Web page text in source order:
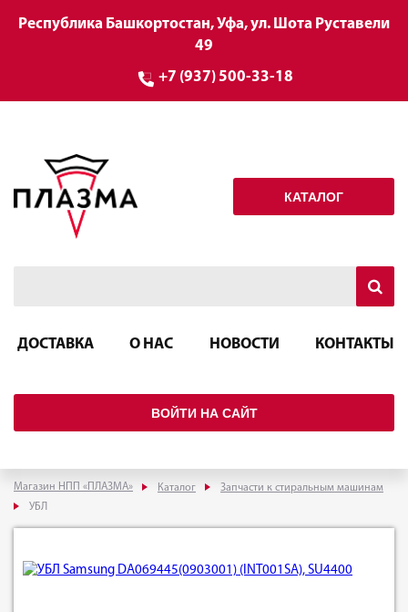
Республика Башкортостан, Уфа, ул. Шота Руставели
49
+7 (937) 500-33-18
КАТАЛОГ
ДОСТАВКА О НАС НОВОСТИ КОНТАКТЫ
ВОЙТИ НА САЙТ
Магазин НПП «ПЛАЗМА» Каталог
Запчасти к стиральным машинам
УБЛ